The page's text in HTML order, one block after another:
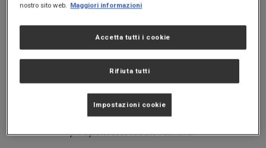
come un’avventura più che come una costante gara con gli altri,
forse dovreste proporre loro il ciclismo. Si tratta di uno sport
Salire in sella a una bicicletta non è solo un'attività spensierata
per i più piccoli: è un modo per sviluppare corpo e mente,
scoprire il mondo e imparare a superare i propri limiti. In questo
articolo esploreremo i principalibenefici del ciclismo per i
analizzando anche i suoi effetti su muscoli, salute
principio. A cosa fa bene il ciclismo?
nostro sito web. Maggiori informazioni
Rifiuta tutti
Accetta tutti i cookie
Impostazioni cookie